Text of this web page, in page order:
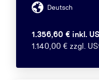
Deutsch
1.356,60 € inkl.
1.140,00 € zzgl.